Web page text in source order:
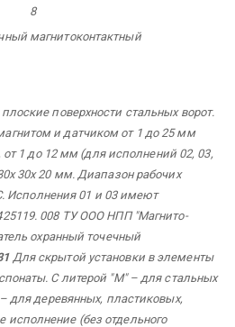
8
магнитоконтактный
поверхности стальных ворот.
и датчикомот 1 до 25 мм
1 до 12 мм (для исполнений 02, 03,
30х 20 мм. Диапазон рабочих
Исполнения 01 и 03 имеют
008 ТУ ООО НПП"Магнито-
охранный точечный
Для скрытой установки в элементы
С литерой "М" – для стальных
для деревянных, пластиковых,
(без отдельного